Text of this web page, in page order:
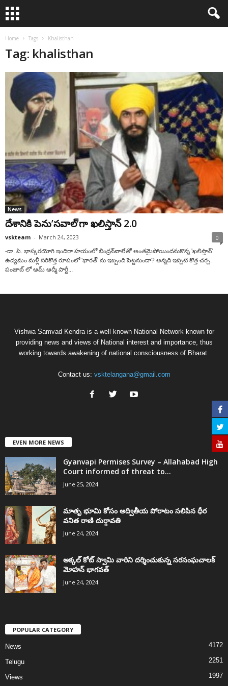
Home Tags Khalisthan
Tag: khalisthan
News
దేశానికి పెను’స‌వాల్’గా ఖ‌లిస్తాన్ 2.0
vskteam - March 24, 2023 0
-డా. పి. భాస్క‌ర‌యోగి ఇందిరా హ‌యంలో భింద్ర‌న్‌వాలేతో అంతమైపోయిందనుకొన్న 'ఖలిస్తాన్'
ఉద్యమం మళ్లీ సరికొత్త రూపంలో 'భారత్' ను ఇబ్బంది పెట్టనుందా? అన్నది ఇప్పటి కొత్త చర్చ.
పంజాబ్ లో ఆమ్ ఆద్మీ పార్టీ...
Vishwa Samvad Kendra is a well known National Network known for
providing news and views of National interest and importance, thus
working towards awakening of national consciousness of Bharat.
Contact us: vsktelangana@gmail.com
EVEN MORE NEWS
Gyanvapi Permises Survey – Allahabad High
Court informed of threat to...
June 25, 2024
మాతృ భూమి కోసం అద్వితీయ పోరాటం సలిపిన ధీర
వనిత రాణి దుర్గావతి
June 24, 2024
అక్కల్‌ కోట్‌ స్వామి వారిని దర్శించుకున్న సరసంఘచాలక్
మోహన్ భాగవత్
June 24, 2024
POPULAR CATEGORY
News 4172
Telugu 2251
Views 1997